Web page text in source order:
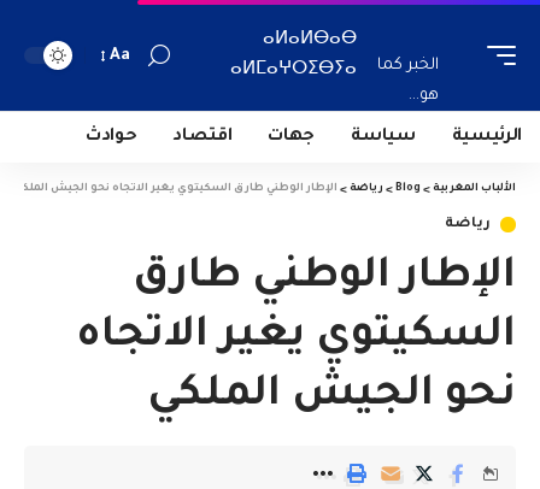
الخبر كما
هو...
ⴰⵍⴰⵍⴱⴰⴱ
ⴰⵍⵎⴰⵖⵔⵉⴱⵢⴰ
Aa
الرئيسية سياسة جهات اقتصاد حوادث
الألباب المغربية >
Blog
> رياضة > الإطار الوطني طارق السكيتوي يغير الاتجاه نحو الجيش الملكي
رياضة
الإطار الوطني طارق
السكيتوي يغير الاتجاه
نحو الجيش الملكي